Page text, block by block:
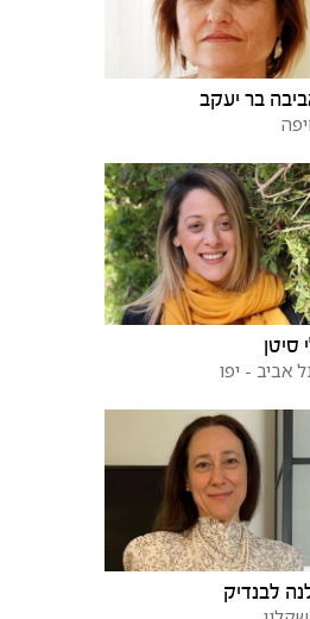
בר יעקב
סיטן
אביב - יפו
לבנדיק